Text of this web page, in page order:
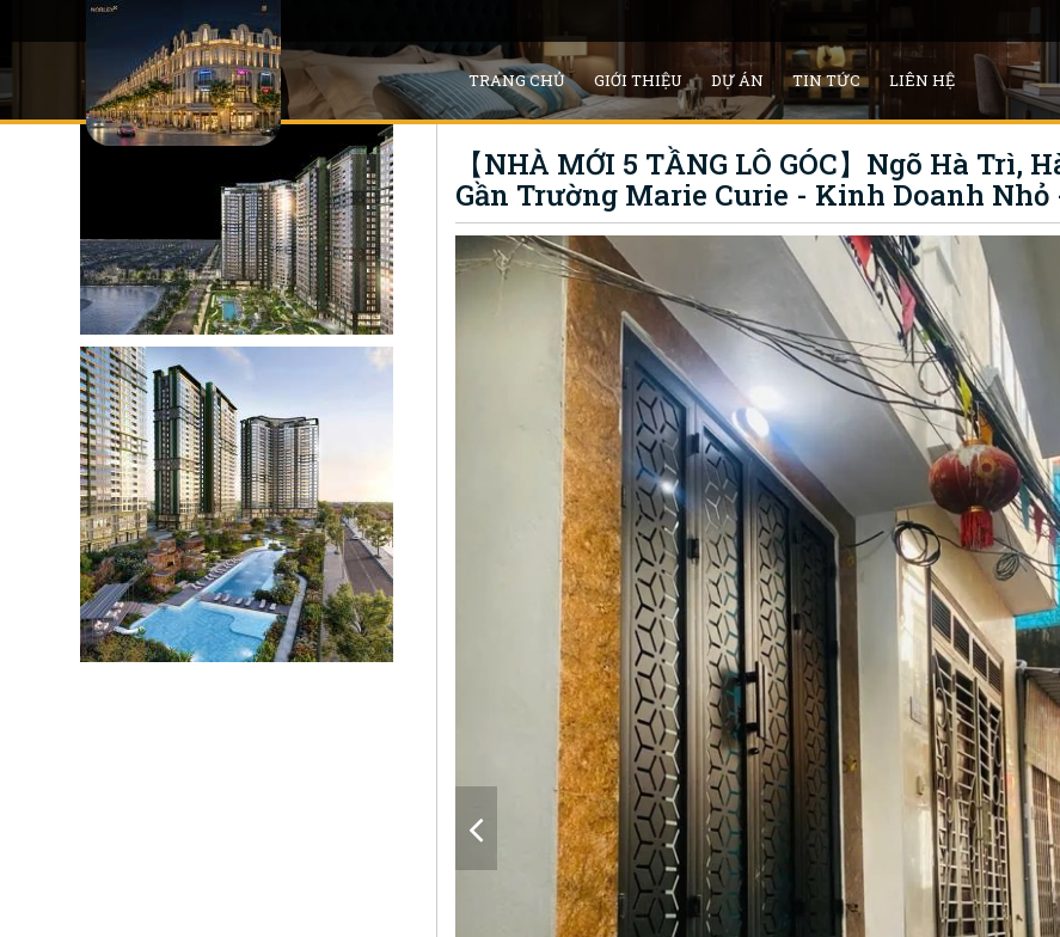
TRANG CHỦ GIỚI THIỆU DỰ ÁN TIN TỨC LIÊN HỆ
【NHÀ MỚI 5 TẦNG LÔ GÓC】Ngõ Hà Trì,
Gần Trường Marie Curie - Kinh Doanh Nhỏ